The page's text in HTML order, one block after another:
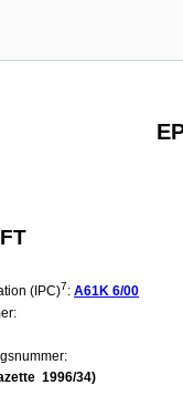
(IPC)7: A61K 6/00
1996/34)